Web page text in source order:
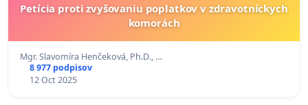
Petícia proti zvyšovaniu poplatkov v zdravotníckych
komorách
Mgr. Slavomíra Henčeková, Ph.D., …
8 977 podpisov
12 Oct 2025